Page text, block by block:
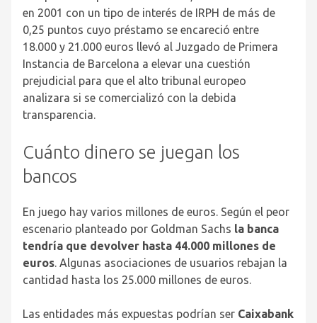
en 2001 con un tipo de interés de IRPH de más de
0,25 puntos cuyo préstamo se encareció entre
18.000 y 21.000 euros llevó al Juzgado de Primera
Instancia de Barcelona a elevar una cuestión
prejudicial para que el alto tribunal europeo
analizara si se comercializó con la debida
transparencia.
Cuánto dinero se juegan los
bancos
En juego hay varios millones de euros. Según el peor
escenario planteado por Goldman Sachs la banca
tendría que devolver hasta 44.000 millones de
euros. Algunas asociaciones de usuarios rebajan la
cantidad hasta los 25.000 millones de euros.
Las entidades más expuestas podrían ser Caixabank